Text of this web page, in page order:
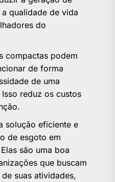
qualidade de vida
do
compactas podem
de forma
de uma
reduz os custos
solução eficiente e
de esgoto em
são uma boa
que buscam
suas atividades,